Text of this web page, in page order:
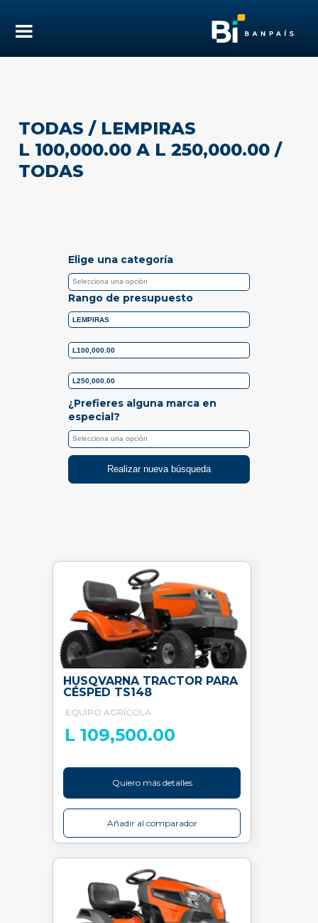
TODAS / LEMPIRAS
L 100,000.00 A L 250,000.00 /
TODAS
Elige una categoría
Rango de presupuesto
¿Prefieres alguna marca en
especial?
Realizar nueva búsqueda
HUSQVARNA TRACTOR PARA
CÉSPED TS148
EQUIPO AGRÍCOLA
L 109,500.00
Quiero más detalles
Añadir al comparador